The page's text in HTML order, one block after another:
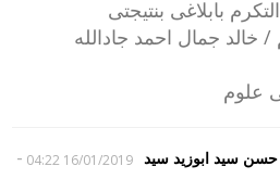
بابلاغى بنتيجتى
/ خالد جمال احمد جادالله
علوم
سيد ابوزيد سيد 16/01/2019 04:22
-